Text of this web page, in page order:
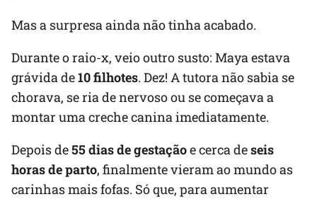
Mas a surpresa ainda não tinha acabado.
Durante o raio-x, veio outro susto: Maya estava
grávida de10 filhotes. Dez! A tutora não sabia se
chorava, se ria de nervoso ou se começava a
montar uma creche canina imediatamente.
Depois de55 dias de gestaçãoe cerca deseis
horas de parto, finalmente vieram ao mundo as
carinhas mais fofas. Só que, para aumentar